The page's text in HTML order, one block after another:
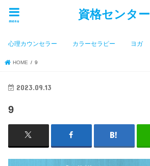
資格センター
menu
心理カウンセラー カラーセラピー ヨガ
HOME 9
2023.09.13
9